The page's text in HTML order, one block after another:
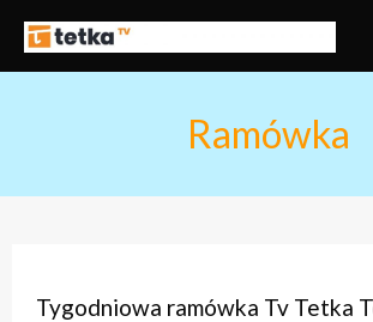
treściTv Tetka Tczew
Tetka Tczew – Twoja lokalna telewizja!
Ramówka
Tygodniowa ramówka Tv Tetka